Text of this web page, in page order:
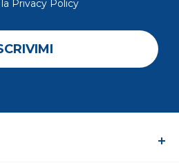
Privacy Policy